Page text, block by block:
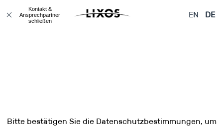
Kontakt &
Ansprechpartner
schließen
EN DE
Kontakt & Anfahrt Ansprechpartner
Bitte bestätigen Siedie Datenschutzbestimmungen, um